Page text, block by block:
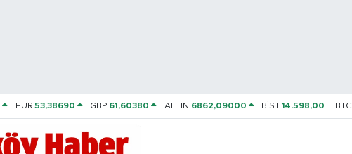
EUR 53,38690 GBP 61,60380 ALTIN 6862,09000 BİST14.598,00 BTC